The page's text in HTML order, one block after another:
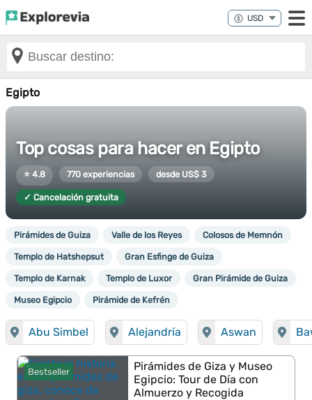
Egipto
Top cosas para hacer en Egipto
⭐ 4.8 770 experiencias desde US$ 3
✓ Cancelación gratuita
Pirámides de Guiza Valle de los Reyes Colosos de Memnón
Templo de Hatshepsut Gran Esfinge de Guiza
Templo de Karnak Templo de Luxor Gran Pirámide de Guiza
Museo Egipcio Pirámide de Kefrén
Abu Simbel Alejandría Aswan
Bestseller
Pirámides de Giza y Museo
Egipcio: Tour de Día con
Almuerzo y Recogida